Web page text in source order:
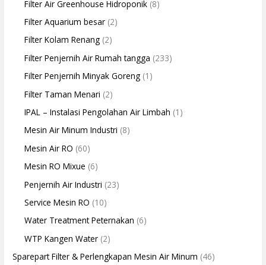
Filter Air Greenhouse Hidroponik (8)
Filter Aquarium besar (2)
Filter Kolam Renang (2)
Filter Penjernih Air Rumah tangga (233)
Filter Penjernih Minyak Goreng (1)
Filter Taman Menari (2)
IPAL – Instalasi Pengolahan Air Limbah (1)
Mesin Air Minum Industri (8)
Mesin Air RO (60)
Mesin RO Mixue (6)
Penjernih Air Industri (23)
Service Mesin RO (10)
Water Treatment Peternakan (6)
WTP Kangen Water (2)
Sparepart Filter & Perlengkapan Mesin Air Minum (46)